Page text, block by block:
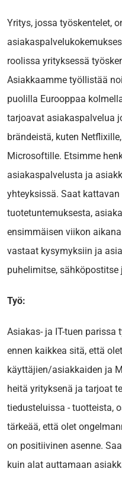
Yritys, jossa työskentelet,
roolissa yrityksessä
Asiakkaamme työllistää
puolilla Eurooppaa
tarjoavat asiakaspalvelua
brändeistä, kuten
Microsoftille. Etsimme
asiakaspalvelusta ja
yhteyksissä. Saat
tuotetuntemuksesta,
ensimmäisen viikon
vastaat kysymyksiin ja
puhelimitse, sähköpostitse
Työ:
Asiakas- ja IT-tuen
ennen kaikkea sitä, että
käyttäjien/asiakkaiden ja
heitä yrityksenä ja tarjoat
tiedusteluissa - tuotteista,
tärkeää, että olet
on positiivinen asenne.
kuin alat auttamaan